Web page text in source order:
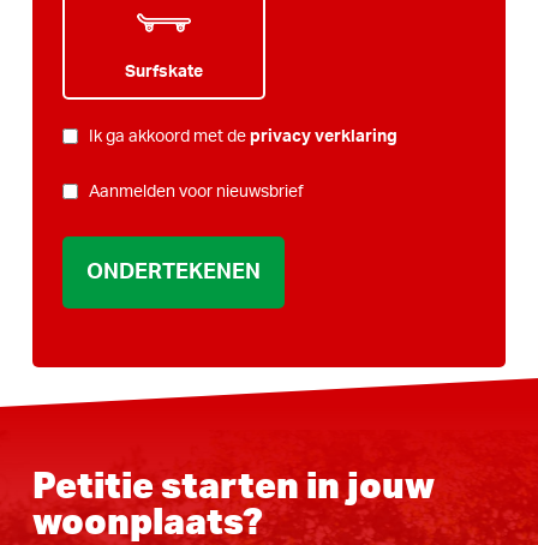
Surfskate
PRIVACY*
Ik ga akkoord met de privacy verklaring
NIEUWSBRIEF
Aanmelden voor nieuwsbrief
Petitie starten in jouw
woonplaats?